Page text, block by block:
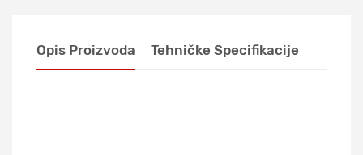
Opis Proizvoda Tehničke Specifikacije